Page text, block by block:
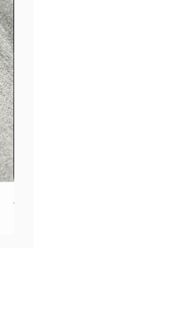
CCA CRA 入耳式耳機 | CCA